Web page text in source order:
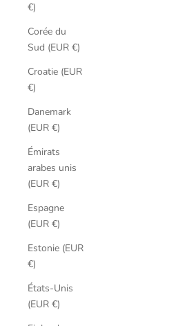
€)
Corée du
Sud (EUR €)
Croatie (EUR
€)
Danemark
(EUR €)
Émirats
arabes unis
(EUR €)
Espagne
(EUR €)
Estonie (EUR
€)
États-Unis
(EUR €)